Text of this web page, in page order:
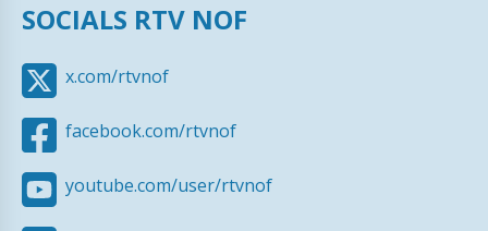
SOCIALS RTV NOF
x.com/rtvnof
facebook.com/rtvnof
youtube.com/user/rtvnof